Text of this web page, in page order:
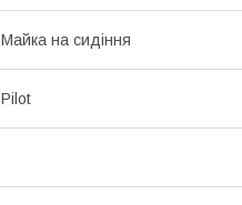
Майка на сидіння
Pilot